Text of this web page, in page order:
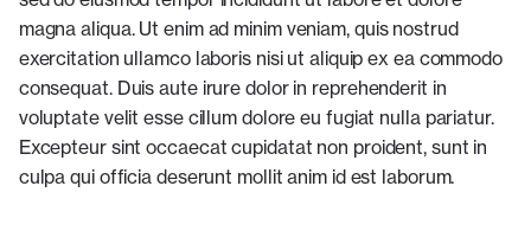
magna aliqua. Ut enim ad minim veniam, quis nostrud
exercitation ullamco laboris nisi ut aliquip ex ea commodo
consequat. Duis aute irure dolor in reprehenderit in
voluptate velit esse cillum dolore eu fugiat nulla pariatur.
Excepteur sint occaecat cupidatat non proident, sunt in
culpa qui officia deserunt mollit anim id est laborum.